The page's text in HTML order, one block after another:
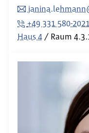
+49 331 580-2021
Haus 4
Raum